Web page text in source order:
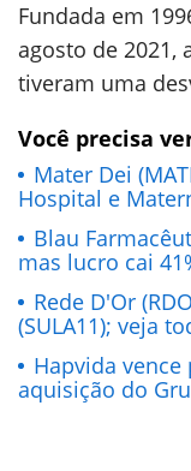
Fundada em
agosto de 2021,
tiveram uma
Você precisa
Mater Dei
Hospital e
Blau
mas lucro cai
Rede D'Or
(SULA11); veja
Hapvida
aquisição do